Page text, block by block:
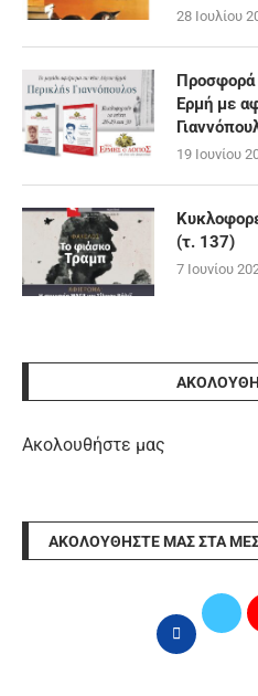
28 Ιουλίου
Προσφορά
Ερμή με
19 Ιουνίου
(τ. 137)
7 Ιουνίου
Ακολουθήστε μας
ΑΚΟΛΟΥΘΉΣΤΕ ΜΑΣ ΣΤΑ